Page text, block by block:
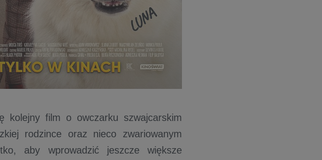
kolejny film o owczarku szwajcarskim
rodzince oraz nieco zwariowanym
aby wprowadzić jeszcze większe